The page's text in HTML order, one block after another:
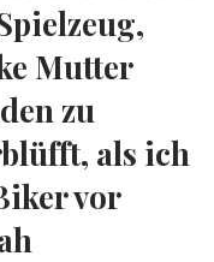
Mutter
zu
als ich
vor